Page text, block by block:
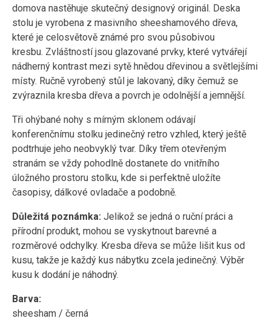
domova nastěhuje skutečný designový originál. Deska
stolu je vyrobena z masivního sheeshamového dřeva,
které je celosvětově známé pro svou působivou
kresbu. Zvláštností jsou glazované prvky, které vytvářejí
nádherný kontrast mezi sytě hnědou dřevinou a světlejšími
místy. Ručně vyrobený stůl je lakovaný, díky čemuž se
zvýraznila kresba dřeva a povrch je odolnější a jemnější.
Tři ohýbané nohy s mírným sklonem odávají
konferenčnímu stolku jedinečný retro vzhled, který ještě
podtrhuje jeho neobvyklý tvar. Díky třem otevřeným
stranám se vždy pohodlně dostanete do vnitřního
úložného prostoru stolku, kde si perfektně uložíte
časopisy, dálkové ovladače a podobně.
Důležitá poznámka: Jelikož se jedná o ruční práci a
přírodní produkt, mohou se vyskytnout barevné a
rozměrové odchylky. Kresba dřeva se může lišit kus od
kusu, takže je každý kus nábytku zcela jedinečný. Výběr
kusu k dodání je náhodný.
Barva:
sheesham / černá